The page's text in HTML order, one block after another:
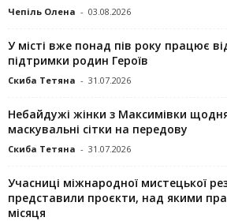
Чепіль Олена - 03.08.2026
У місті вже понад пів року працює
підтримки родин Героїв
Скиба Тетяна - 31.07.2026
Небайдужі жінки з Максимівки
маскувальні сітки на передову
Скиба Тетяна - 31.07.2026
Учасниці міжнародної мистецької
представили проєкти, над якими
місяця